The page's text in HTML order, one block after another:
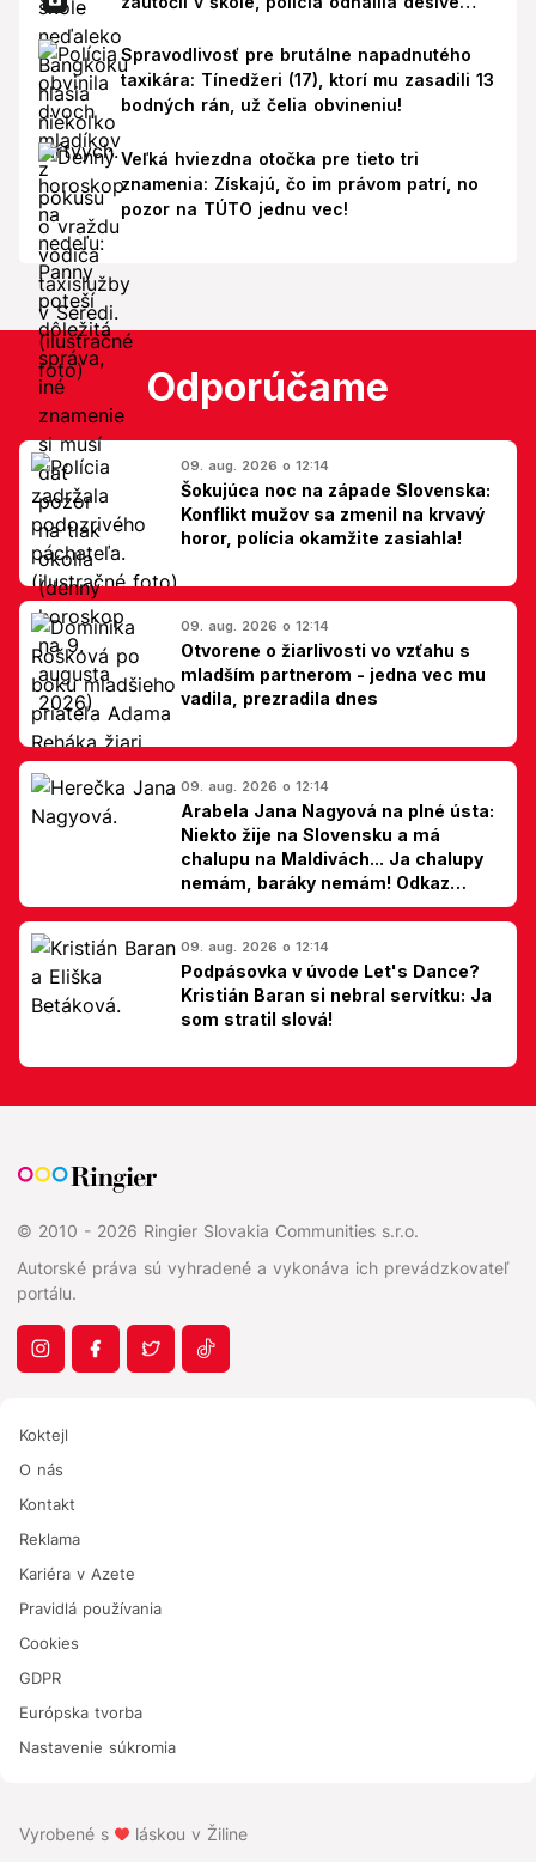
Spravodlivosť pre brutálne napadnutého
taxikára: Tínedžeri (17), ktorí mu zasadili 13
bodných rán, už čelia obvineniu!
Veľká hviezdna otočka pre tieto tri
znamenia: Získajú, čo im právom patrí, no
pozor na TÚTO jednu vec!
Odporúčame
09. aug. 2026 o 12:14
Šokujúca noc na západe Slovenska:
Konflikt mužov sa zmenil na krvavý
horor, polícia okamžite zasiahla!
09. aug. 2026 o 12:14
Otvorene o žiarlivosti vo vzťahu s
mladším partnerom - jedna vec mu
vadila, prezradila dnes
09. aug. 2026 o 12:14
Arabela Jana Nagyová na plné ústa:
Niekto žije na Slovensku a má
chalupu na Maldivách... Ja chalupy
nemám, baráky nemám! Odkaz
Slovákom
09. aug. 2026 o 12:14
Podpásovka v úvode Let's Dance?
Kristián Baran si nebral servítku: Ja
som stratil slová!
© 2010 - 2026 Ringier Slovakia Communities s.r.o.
Autorské práva sú vyhradené a vykonáva ich prevádzkovateľ
portálu.
Koktejl
O nás
Kontakt
Reklama
Kariéra v Azete
Pravidlá používania
Cookies
GDPR
Európska tvorba
Nastavenie súkromia
Vyrobené s láskou v Žiline